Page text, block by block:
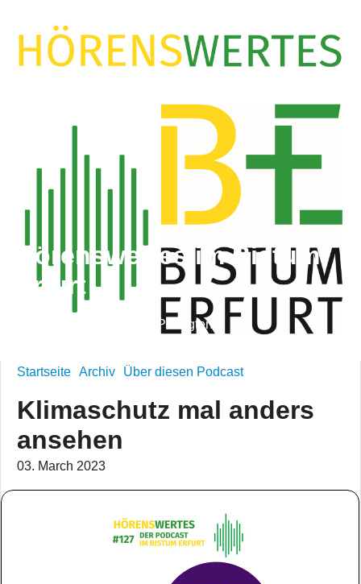
Hörenswertes im Bistum
Erfurt
Vorträge, Interviews und Predigten
Startseite Archiv Über diesen Podcast
Klimaschutz mal anders
ansehen
03. March 2023